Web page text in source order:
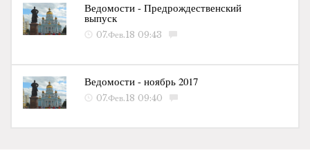
Ведомости - Предрождественский
выпуск
07.Фев.18 09:43
Ведомости - ноябрь 2017
07.Фев.18 09:40